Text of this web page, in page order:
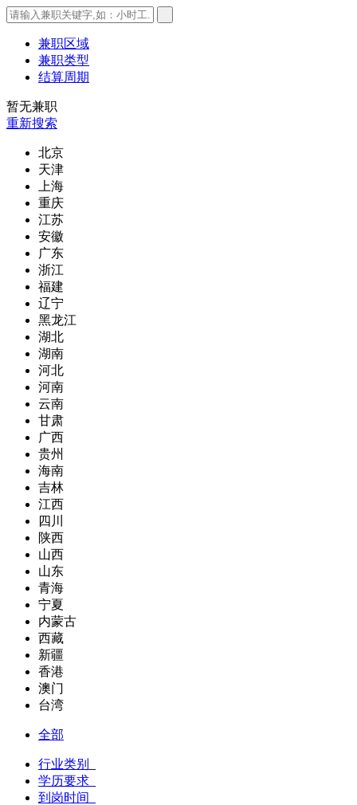
兼职区域
兼职类型
结算周期
暂无兼职
重新搜索
北京
天津
上海
重庆
江苏
安徽
广东
浙江
福建
辽宁
黑龙江
湖北
湖南
河北
河南
云南
甘肃
广西
贵州
海南
吉林
江西
四川
陕西
山西
山东
青海
宁夏
内蒙古
西藏
新疆
香港
澳门
台湾
全部
行业类别
学历要求
到岗时间